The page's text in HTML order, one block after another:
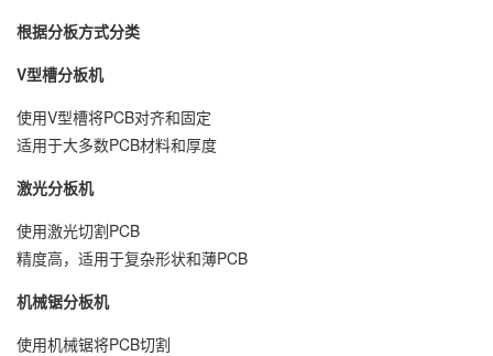
根据分板方式分类
V型槽分板机
使用V型槽将PCB对齐和固定
适用于大多数PCB材料和厚度
激光分板机
使用激光切割PCB
精度高，适用于复杂形状和薄PCB
机械锯分板机
使用机械锯将PCB切割